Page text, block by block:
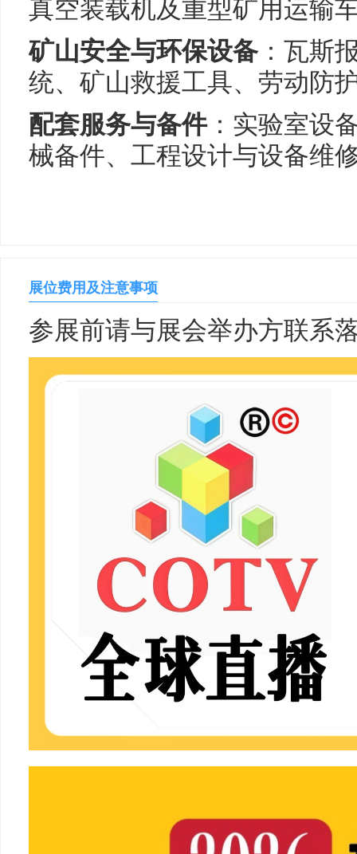
真空装载机及重型矿用运输
矿山安全与环保设备：瓦斯
统、矿山救援工具、劳动防
配套服务与备件：实验室设
械备件、工程设计与设备维
展位费用及注意事项
参展前请与展会举办方联系